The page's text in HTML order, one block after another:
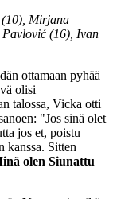
(10), Mirjana
(16), Ivan
ottamaan pyhää
olisi
talossa, Vicka otti
"Jos sinä olet
jos et, poistu
Sitten
olen Siunattu